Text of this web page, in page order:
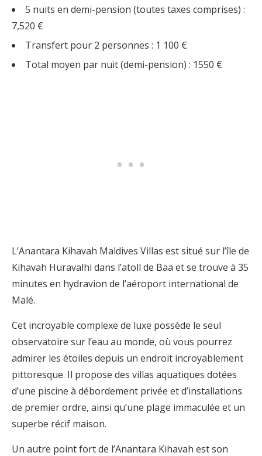
5 nuits en demi-pension (toutes taxes comprises) :
7,520 €
Transfert pour 2 personnes : 1 100 €
Total moyen par nuit (demi-pension) : 1550 €
L’Anantara Kihavah Maldives Villas est situé sur l’île de
Kihavah Huravalhi dans l’atoll de Baa et se trouve à 35
minutes en hydravion de l’aéroport international de
Malé.
Cet incroyable complexe de luxe possède le seul
observatoire sur l’eau au monde, où vous pourrez
admirer les étoiles depuis un endroit incroyablement
pittoresque. Il propose des villas aquatiques dotées
d’une piscine à débordement privée et d’installations
de premier ordre, ainsi qu’une plage immaculée et un
superbe récif maison.
Un autre point fort de l’Anantara Kihavah est son